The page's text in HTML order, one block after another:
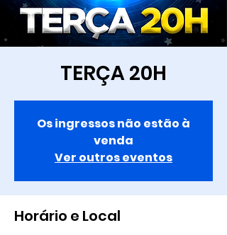
TERÇA 20H
Os ingressos não estão à
venda
Ver outros eventos
Horário e Local